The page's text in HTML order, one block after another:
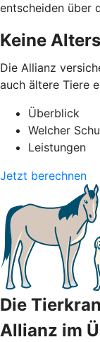
entscheiden über
Keine
Die Allianz
auch ältere Tiere
Überblick
Welcher
Leistungen
Jetzt berechnen
Die
Allianz im